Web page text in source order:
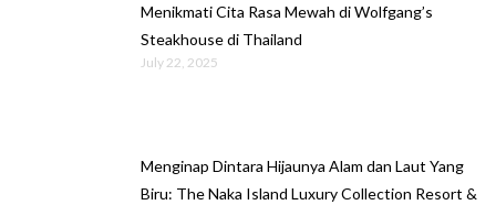
Menikmati Cita Rasa Mewah di Wolfgang’s
Steakhouse di Thailand
July 22, 2025
Menginap Dintara Hijaunya Alam dan Laut Yang
Biru: The Naka Island Luxury Collection Resort &